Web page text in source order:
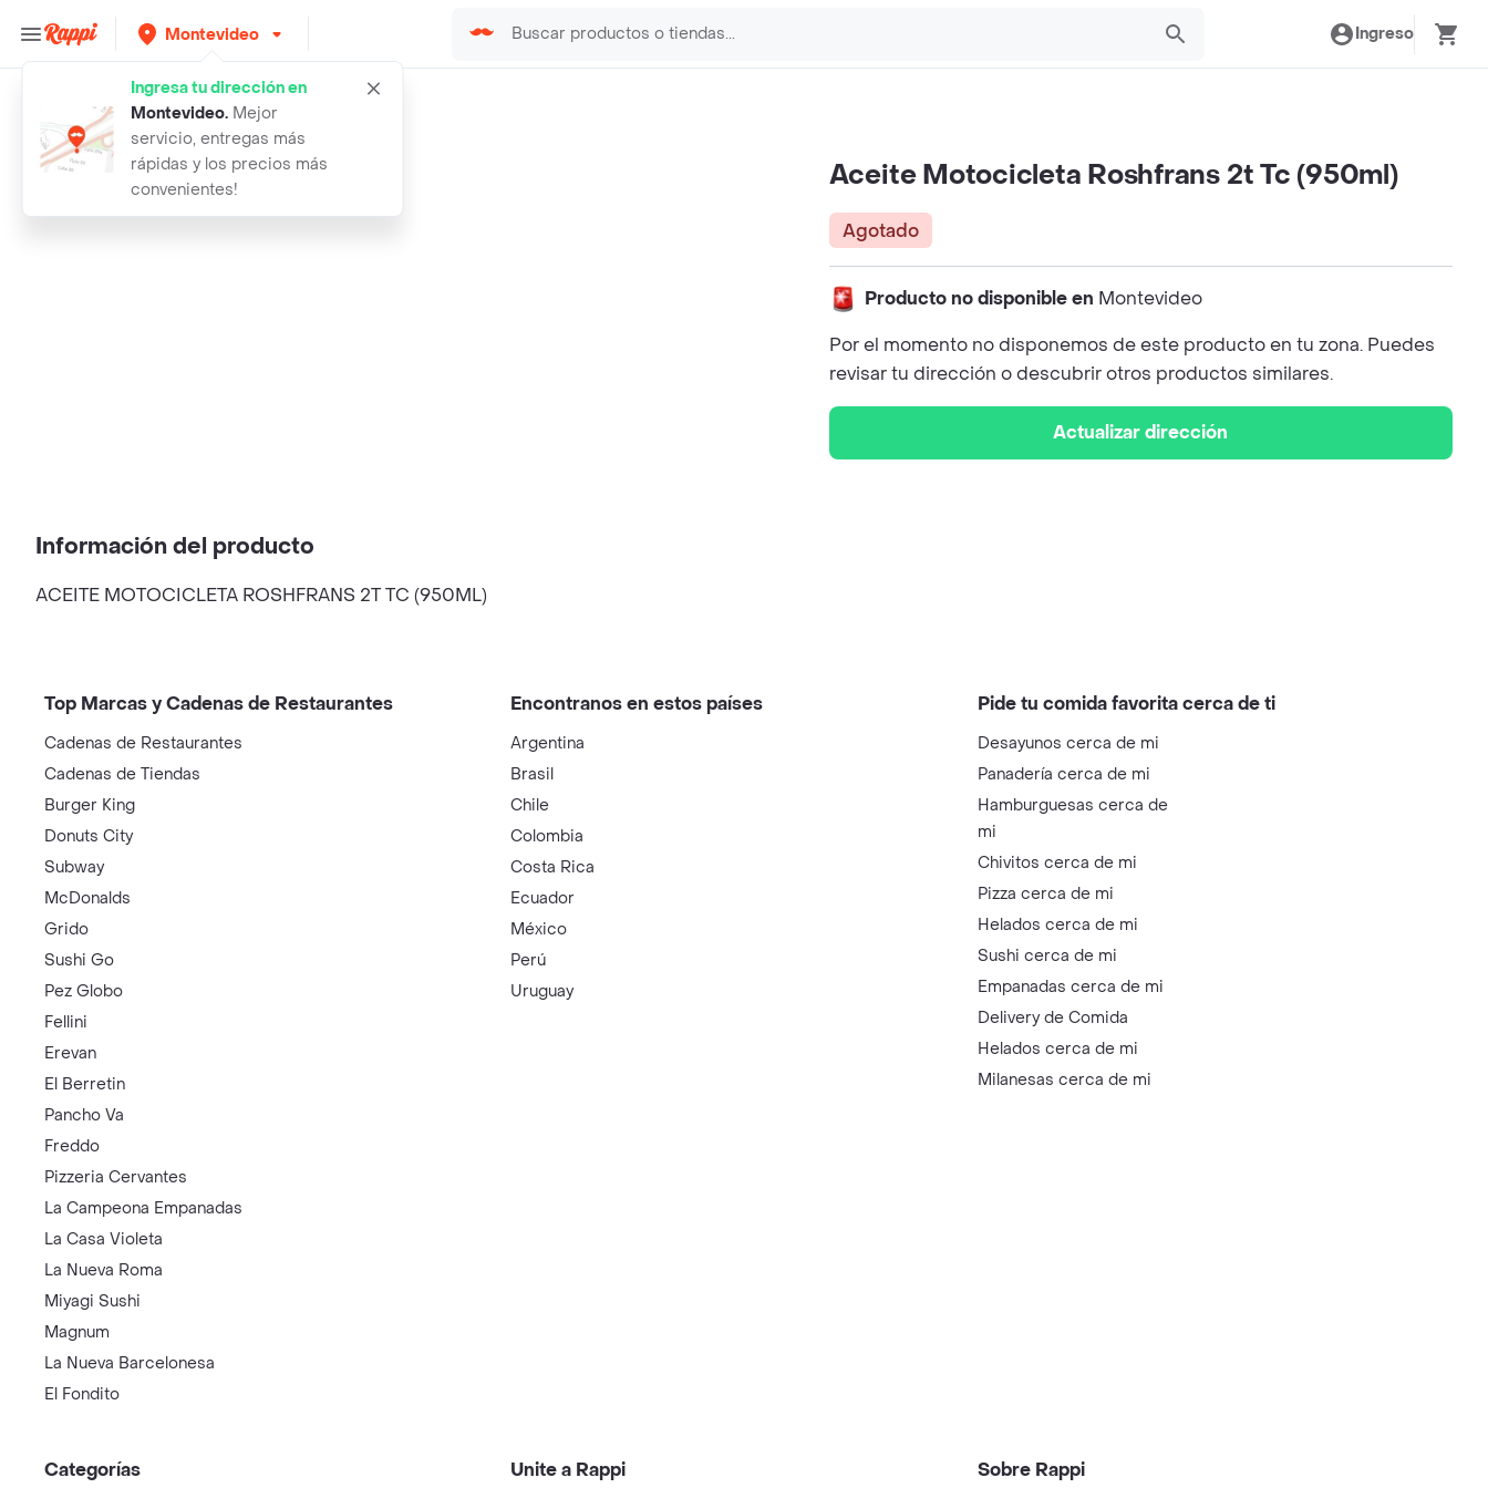
Montevideo
Ingresa tu dirección en
Montevideo. Mejor
servicio, entregas más
rápidas y los precios más
convenientes!
Ingreso
aceite motocicleta roshfrans 2t tc
Aceite Motocicleta Roshfrans 2t Tc (950ml)
Agotado
Producto no disponible en Montevideo
Por el momento no disponemos de este producto en tu zona. Puedes
revisar tu dirección o descubrir otros productos similares.
Actualizar dirección
Información del producto
ACEITE MOTOCICLETA ROSHFRANS 2T TC (950ML)
Top Marcas y Cadenas de Restaurantes
Cadenas de Restaurantes
Cadenas de Tiendas
Burger King
Donuts City
Subway
McDonalds
Grido
Sushi Go
Pez Globo
Fellini
Erevan
El Berretin
Pancho Va
Freddo
Pizzeria Cervantes
La Campeona Empanadas
La Casa Violeta
La Nueva Roma
Miyagi Sushi
Magnum
La Nueva Barcelonesa
El Fondito
Encontranos en estos países
Argentina
Brasil
Chile
Colombia
Costa Rica
Ecuador
México
Perú
Uruguay
Pide tu comida favorita cerca de ti
Desayunos cerca de mi
Panadería cerca de mi
Hamburguesas cerca de
mi
Chivitos cerca de mi
Pizza cerca de mi
Helados cerca de mi
Sushi cerca de mi
Empanadas cerca de mi
Delivery de Comida
Helados cerca de mi
Milanesas cerca de mi
Categorías Unite a Rappi Sobre Rappi